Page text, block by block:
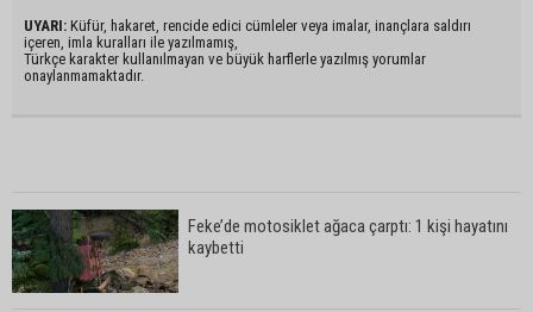
UYARI: Küfür, hakaret, rencide edici cümleler veya imalar, inançlara saldırı
içeren, imla kuralları ile yazılmamış,
Türkçe karakter kullanılmayan ve büyük harflerle yazılmış yorumlar
onaylanmamaktadır.
Feke’de motosiklet ağaca çarptı: 1 kişi hayatını
kaybetti